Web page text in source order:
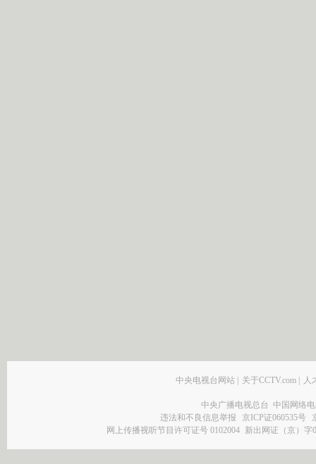
中央电视台网站 关于CCTV.com 人
中央广播电视总台 中国网络
违法和不良信息举报
京ICP证060535号
网上传播视听节目许可证号 0102004 新出网证（京）